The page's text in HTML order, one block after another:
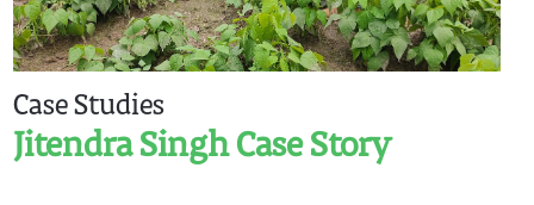
Case Studies
Jitendra Singh Case Story